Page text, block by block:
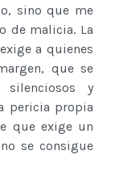
sino que me
de malicia. La
a quienes
que se
y
pericia propia
que exige un
se consigue